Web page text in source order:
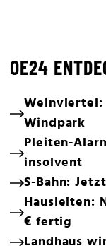
OE24
Weinviertel:
Windpark
Pleiten-
insolvent
S-Bahn:
Hausleiten:
€ fertig